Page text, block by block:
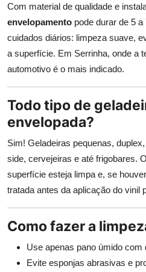
Com material de qualidade e
envelopamento pode durar de 5
cuidados diários: limpeza suave,
a superfície. Em Serrinha, onde a
automotivo é o mais indicado.
Todo tipo de
envelopada?
Sim! Geladeiras pequenas,
side, cervejeiras e até frigobares.
superfície esteja limpa e, se
tratada antes da aplicação do vinil
Como fazer a
Use apenas pano úmido com
Evite esponjas abrasivas e